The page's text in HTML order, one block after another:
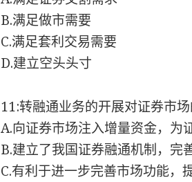
B.满足做市需要
C.满足套利交易需要
D.建立空头头寸
11:转融通业务的开展对证券市
A.向证券市场注入增量资金，为
B.建立了我国证券融通机制，完
C.有利于进一步完善市场功能，